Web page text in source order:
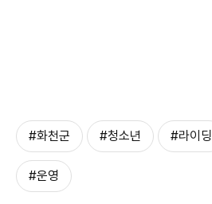
#화천군 #청소년 #라이딩
#운영